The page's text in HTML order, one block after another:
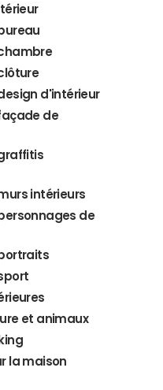
d'intérieur
de
intérieurs
de
et animaux
la maison